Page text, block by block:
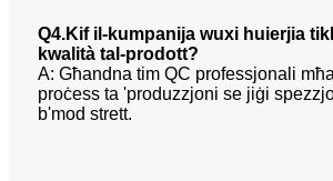
Q4.Kif il-kumpanija wuxi huierjia
kwalità tal-prodott?
A: Għandna tim QC professjonali
proċess ta 'produzzjoni se jiġi
​​b'mod strett.